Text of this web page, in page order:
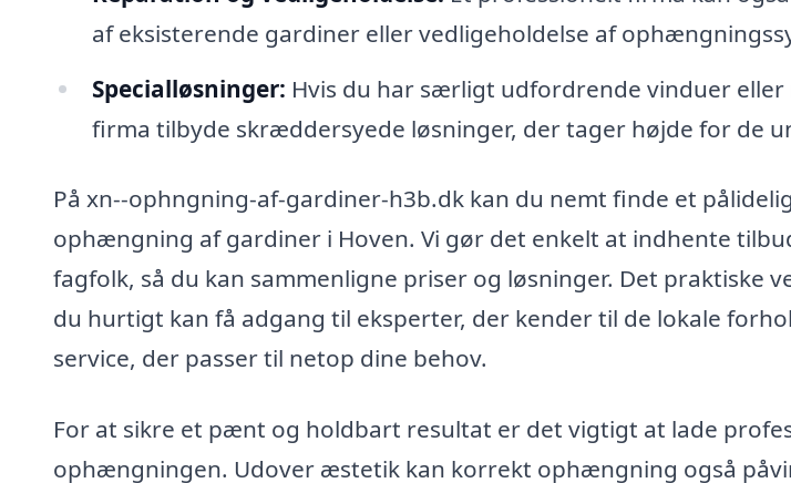
af eksisterende gardiner eller vedligeholdelse af
Specialløsninger: Hvis du har særligt udfordrende vinduer
firma tilbyde skræddersyede løsninger, der tager højde for de
På xn--ophngning-af-gardiner-h3b.dk kan du nemt finde et
ophængning af gardiner i Hoven. Vi gør det enkelt at indhente
fagfolk, så du kan sammenligne priser og løsninger. Det praktiske
du hurtigt kan få adgang til eksperter, der kender til de lokale
service, der passer til netop dine behov.
For at sikre et pænt og holdbart resultat er det vigtigt at lade
ophængningen. Udover æstetik kan korrekt ophængning også